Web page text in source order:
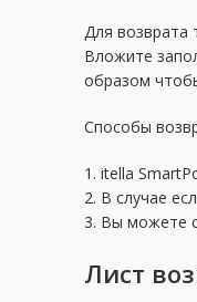
Для возврата
Вложите
образом
Способы
1. itella
2. В случае
3. Вы можете
Лист